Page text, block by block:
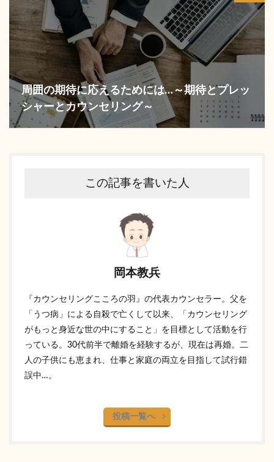
周囲の期待に応えるためには…～期待とプレッ
シャーとカウンセリング～
この記事を書いた人
岡本教兵
『カウンセリングこころの羽』の代表カウンセラー。父を
「うつ病」による自殺で亡くして以来、「カウンセリング
がもっと身近な世の中にすること」を目標として活動を行
っている。30代前半で離婚を経験するが、現在は再婚。二
人の子供にも恵まれ、仕事と家庭の両立を目指して試行錯
誤中…。
投稿一覧へ